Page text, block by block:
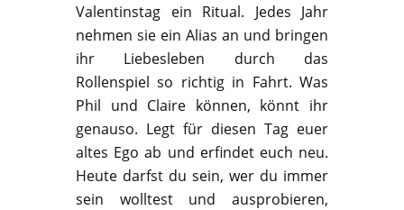
Valentinstag ein Ritual. Jedes Jahr
nehmen sie ein Alias an und bringen
ihr Liebesleben durch das
Rollenspiel so richtig in Fahrt. Was
Phil und Claire können, könnt ihr
genauso. Legt für diesen Tag euer
altes Ego ab und erfindet euch neu.
Heute darfst du sein, wer du immer
sein wolltest und ausprobieren,